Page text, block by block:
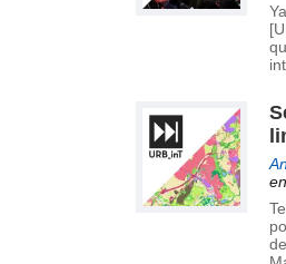
Sostenibilidad
Politécnica
de
Madrid
(UPM)